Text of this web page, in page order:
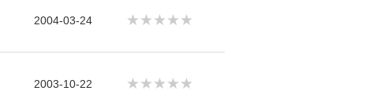
2004-03-24 ★★★★★
2003-10-22 ★★★★★